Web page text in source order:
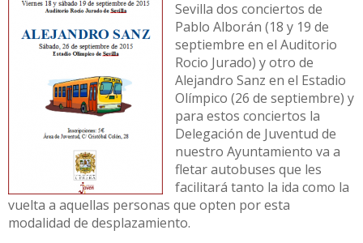
Sevilla dos conciertos de
Pablo Alborán (18 y 19 de
septiembre en el Auditorio
Rocio Jurado) y otro de
Alejandro Sanz en el Estadio
Olímpico (26 de septiembre) y
para estos conciertos la
Delegación de Juventud de
nuestro Ayuntamiento va a
fletar autobuses que les
facilitará tanto la ida como la
vuelta a aquellas personas que opten por esta
modalidad de desplazamiento.